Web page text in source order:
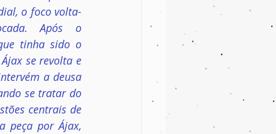
o foco volta-
Após o
tinha sido o
se revolta e
a deusa
se tratar do
centrais de
peça por Ájax,